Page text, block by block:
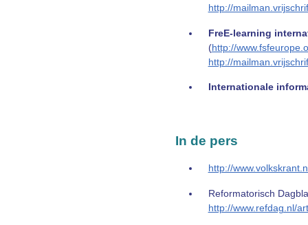
http://
FreE-learning
(http://
http://
Internationale
In de pers
http://
Reformatorisch
http://www.refdag.nl/